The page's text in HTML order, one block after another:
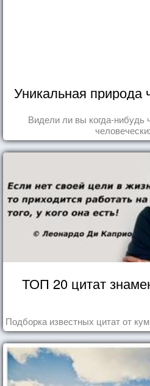
Уникальная природа
Видели ли вы когда-нибудь
ТОП 20 цитат
Подборка известных цитат от